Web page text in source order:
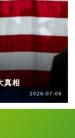
真相
2026-07-08